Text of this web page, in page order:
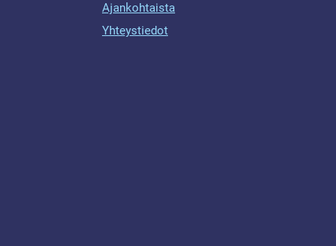
Ajankohtaista
Yhteystiedot